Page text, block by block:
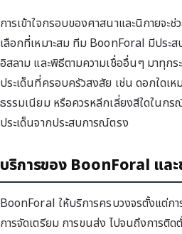
การเข้าใจกรอบของศาสนาและนิกายจะ
เลือกที่เหมาะสม ทีม BoonForal มีปร
อิสลาม และพิธีตามความเชื่ออื่นๆ มาทุกร
ประเด็นที่ครอบครัวสงสัย เช่น ดอกใดเ
ธรรมเนียม หรือควรหลีกเลี่ยงสีใดในกร
ประเด็นจากประสบการณ์ตรง
บริการของ BoonForal แล
BoonForal ให้บริการครบวงจรตั้งแต่ก
การจัดเตรียม การขนส่ง ไปจนถึงการติ